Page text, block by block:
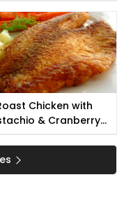
Chicken with
& Cranberry